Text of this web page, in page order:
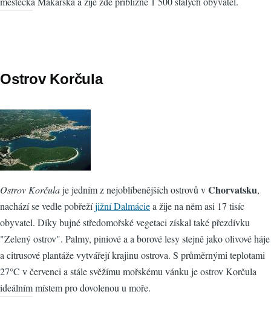
Ostrov Korčula
Ostrov Korčulaje jedním z nejoblíbenějších ostrovů vChorvatsku,
nachází se vedle pobřežíjižní Dalmáciea žije na něm asi 17 tisíc
obyvatel. Díky bujné středomořské vegetaci získal také přezdívku
"Zelený ostrov". Palmy, piniové a a borové lesy stejně jako olivové háje
a citrusové plantáže vytvářejí krajinu ostrova. S průměrnými teplotami
27°C v červenci a stále svěžímu mořskému vánku je ostrov Korčula
ideálním místem pro dovolenou u moře.